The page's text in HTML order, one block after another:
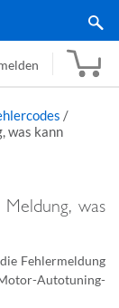
/
was kann
was
Fehlermeldung
Autotuning-